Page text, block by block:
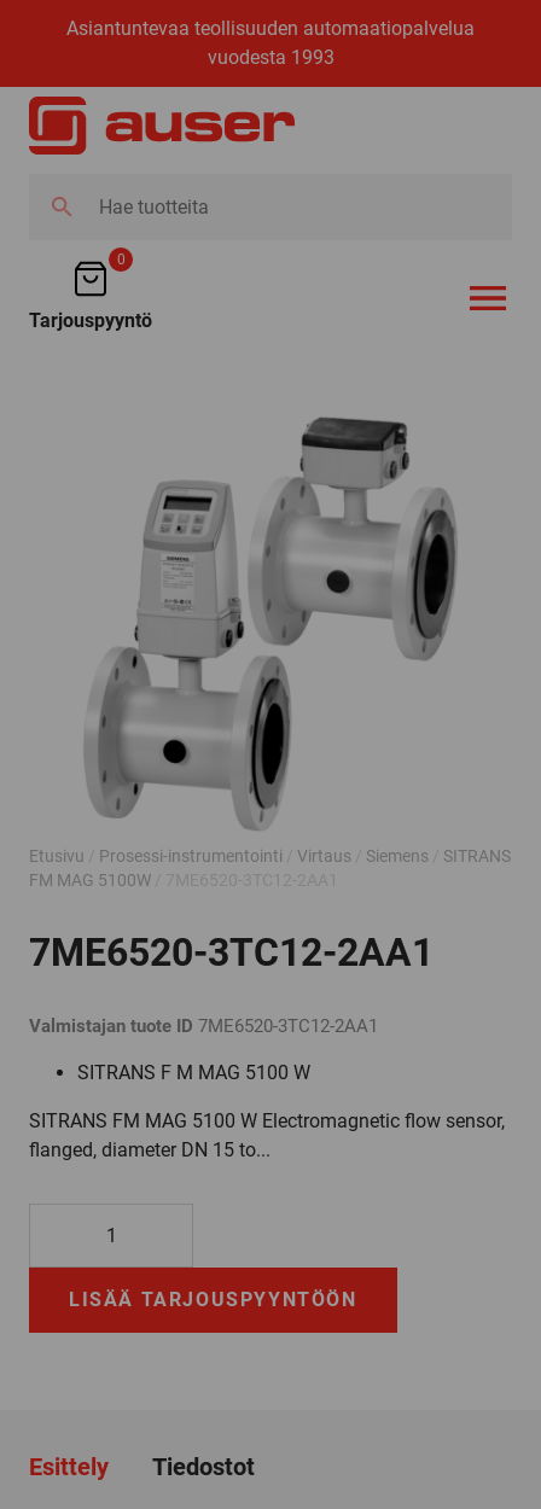
Asiantuntevaa teollisuuden automaatiopalvelua
vuodesta 1993
tuotteita
0
Tarjouspyyntö
Etusivu Prosessi-instrumentointi Virtaus Siemens
SITRANS
FM MAG 5100W
7ME6520-3TC12-2AA1
Valmistajan tuote ID 7ME6520-3TC12-2AA1
SITRANS F M MAG 5100 W
SITRANS FM MAG 5100 W Electromagnetic flow sensor,
flanged, diameter DN 15 to...
2AA1
määräLISÄÄ TARJOUSPYYNTÖÖN
Esittely Tiedostot